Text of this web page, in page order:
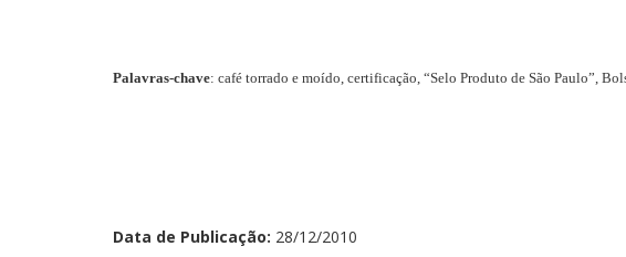
Palavras-chave: café torrado e moído, certificação, “Selo Produto de São Paulo”,
Data de Publicação: 28/12/2010